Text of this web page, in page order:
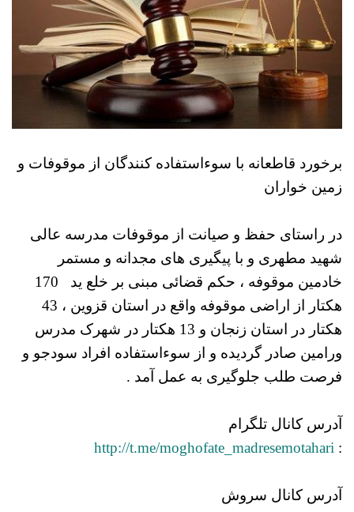
برخورد قاطعانه با سوءاستفاده کنندگان از موقوفات و
زمین خواران
در راستای حفظ و صیانت از موقوفات مدرسه عالی
شهید مطهری و با پیگیری های مجدانه و مستمر
خادمین موقوفه ، حکم قضائی مبنی بر خلع ید 170
هکتار در استان زنجان و 13 هکتار در شهرک مدرس
ورامین صادر گردیده و از سوءاستفاده افراد سودجو و
فرصت طلب جلوگیری به عمل آمد .
آدرس کانال تلگرام
:
http://t.me/moghofate_madresemotahari
آدرس کانال سروش